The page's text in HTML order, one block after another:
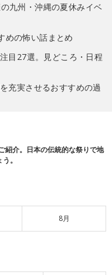
九州・沖縄の夏休みイベ
めの怖い話まとめ
目27選。見どころ・日程
充実させるおすすめの過
紹介。日本の伝統的な祭りで地
。
8月